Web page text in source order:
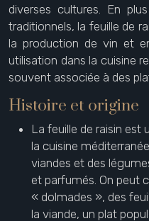
diverses cultures. En
traditionnels, la feuille de
la production de vin et
utilisation dans la cuisine
souvent associée à des
Histoire et origine
La feuille de raisin est
la cuisine
viandes et des
et parfumés. On peut
« dolmades », des
la viande, un plat